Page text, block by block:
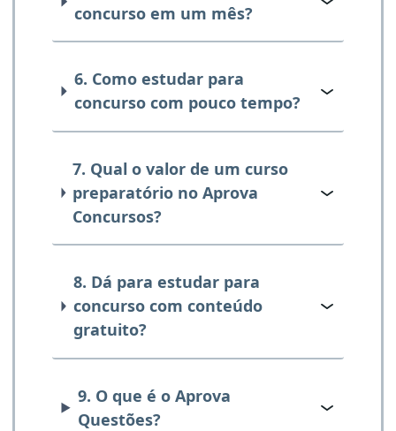
concurso em um mês?
6. Como estudar para
concurso com pouco tempo?
7. Qual o valor de um curso
preparatório no Aprova
Concursos?
8. Dá para estudar para
concurso com conteúdo
gratuito?
9. O que é o Aprova
Questões?